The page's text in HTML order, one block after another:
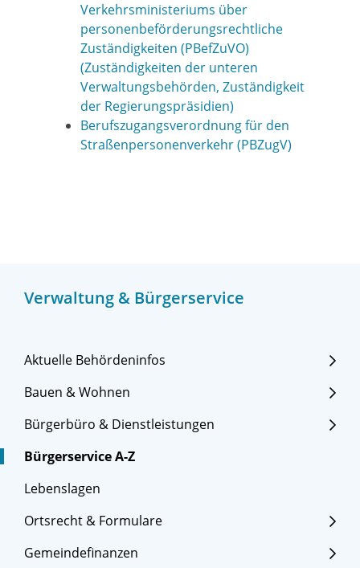
Verwaltung & Bürgerservice
Aktuelle Behördeninfos
Bauen & Wohnen
Bürgerbüro & Dienstleistungen
Bürgerservice A-Z
Lebenslagen
Ortsrecht & Formulare
Gemeindefinanzen
Verkehrsministeriums über
personenbeförderungsrechtliche
Zuständigkeiten (PBefZuVO)
(Zuständigkeiten der unteren
Verwaltungsbehörden, Zuständigkeit
der Regierungspräsidien)
Berufszugangsverordnung für den
Straßenpersonenverkehr (PBZugV)